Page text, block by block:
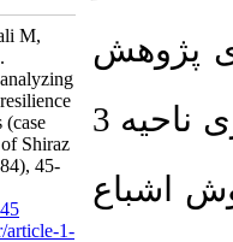
Parvari M, Moghali M,
(2023).
Investigating and analyzing
the state of urban resilience
against flood risks (case
study of district 3 of Shiraz
city).JHRE
DOI:
10.22034/42.184.45
URL:http://jhre.ir/article-1-